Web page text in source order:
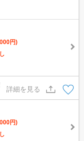
円)
詳細を見る
円)